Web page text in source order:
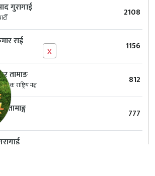
गुरागाई 2108
राई 1156
तामाङ
राष्ट्रिय मञ्च 812
तामाङ्ग 777
x